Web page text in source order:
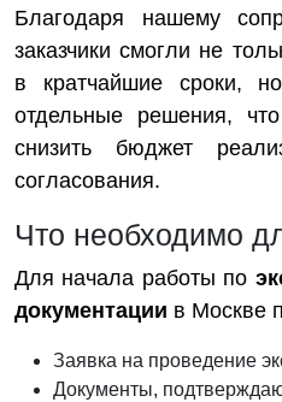
Благодаря нашему
заказчики смогли не
в кратчайшие сроки,
отдельные решения,
снизить бюджет
согласования.
Что необходимо
Для начала работы по
документации в Москве
Заявка на проведение
Документы,